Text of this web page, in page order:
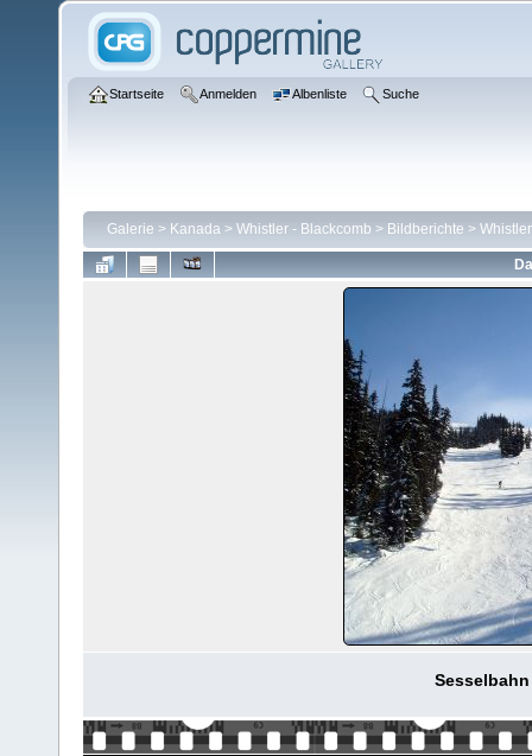
Startseite Anmelden Albenliste Suche
Galerie > Kanada > Whistler - Blackcomb > Bildberichte >